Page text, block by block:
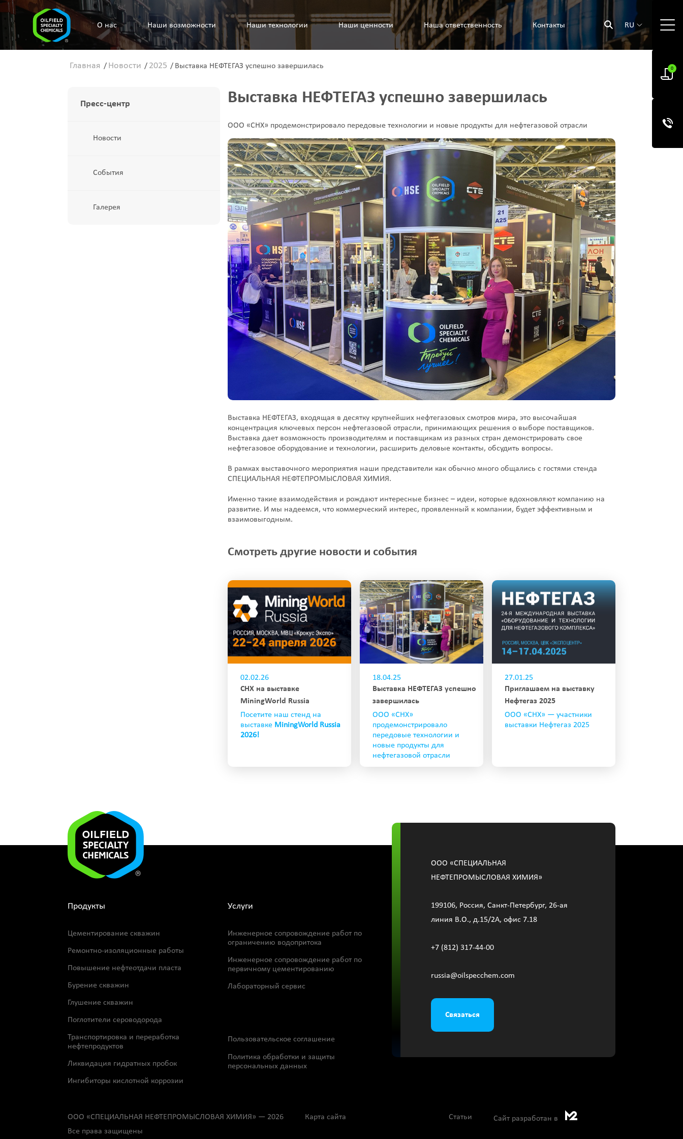
O нас Наши возможности Наши технологии Наши ценности Наша ответственность Контакты RU
0
Главная / Новости / 2025 / Выставка НЕФТЕГАЗ успешно завершилась
Пресс-центр
Новости
События
Галерея
Выставка НЕФТЕГАЗ успешно завершилась
ООО «СНХ» продемонстрировало передовые технологии и новые продукты для нефтегазовой отрасли
Выставка НЕФТЕГАЗ, входящая в десятку крупнейших нефтегазовых смотров мира, это высочайшая
концентрация ключевых персон нефтегазовой отрасли, принимающих решения о выборе поставщиков.
Выставка дает возможность производителям и поставщикам из разных стран демонстрировать свое
нефтегазовое оборудование и технологии, расширить деловые контакты, обсудить вопросы.
В рамках выставочного мероприятия наши представители как обычно много общались с гостями стенда
СПЕЦИАЛЬНАЯ НЕФТЕПРОМЫСЛОВАЯ ХИМИЯ.
Именно такие взаимодействия и рождают интересные бизнес – идеи, которые вдохновляют компанию на
развитие. И мы надеемся, что коммерческий интерес, проявленный к компании, будет эффективным и
взаимовыгодным.
Смотреть другие новости и события
02.02.26
СНХ на выставке
MiningWorld Russia
Посетите наш стенд на
выставке MiningWorld Russia
2026!
18.04.25
Выставка НЕФТЕГАЗ успешно
завершилась
ООО «СНХ»
продемонстрировало
передовые технологии и
новые продукты для
нефтегазовой отрасли
27.01.25
Приглашаем на выставку
Нефтегаз 2025
ООО «СНХ» — участники
выставки Нефтегаз 2025
Продукты
Цементирование скважин
Ремонтно-изоляционные работы
Повышение нефтеотдачи пласта
Бурение скважин
Глушение скважин
Поглотители сероводорода
Транспортировка и переработка
нефтепродуктов
Ликвидация гидратных пробок
Ингибиторы кислотной коррозии
Услуги
Инженерное сопровождение работ по
ограничению водопритока
Инженерное сопровождение работ по
первичному цементированию
Лабораторный сервис
Пользовательское соглашение
Политика обработки и защиты
персональных данных
OOО «СПЕЦИАЛЬНАЯ
НЕФТЕПРОМЫСЛОВАЯ ХИМИЯ»
199106, Россия, Санкт-Петербург, 26-ая
линия В.О., д.15/2A, офис 7.18
+7 (812) 317-44-00
russia@oilspecchem.com
Связаться
OOО «СПЕЦИАЛЬНАЯ НЕФТЕПРОМЫСЛОВАЯ ХИМИЯ» — 2026
Все права защищены
Карта сайта Статьи Сайт разработан в